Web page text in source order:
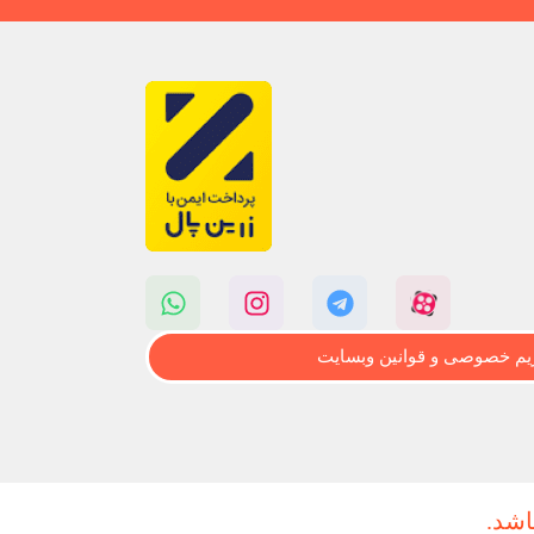
خصوصی و قوانین وبسایت